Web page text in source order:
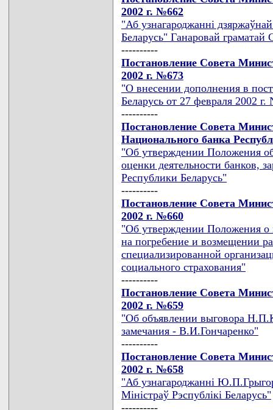
2002 г. №662
"Аб узнагароджаннi
Беларусь" Ганаровай
----------
Постановление Совета
2002 г. №673
"О внесении дополнения в
Беларусь от 27 февраля 2002 г.
----------
Постановление Совета
Национального банка
"Об утверждении Положения
оценки деятельности банков,
Республики Беларусь"
----------
Постановление Совета
2002 г. №660
"Об утверждении Положения о
на погребение и возмещении
специализированной
социального страхования"
----------
Постановление Совета
2002 г. №659
"Об объявлении выговора
замечания - В.И.Гончаренко"
----------
Постановление Совета
2002 г. №658
"Аб узнагароджаннi
Мiнiстраў Рэспублiкi Беларусь"
----------